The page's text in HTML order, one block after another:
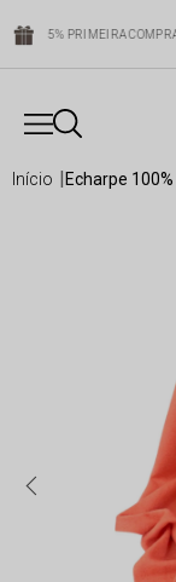
5% PRIMEIRA
início echarpe